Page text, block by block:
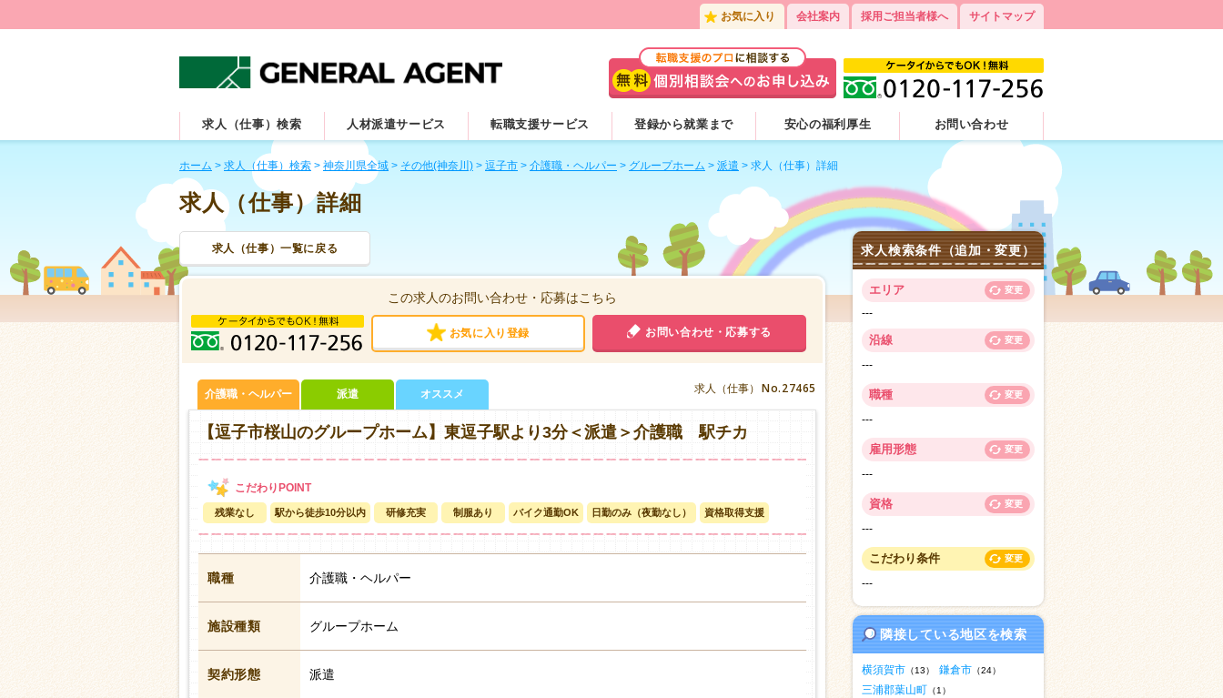
お気に入り 会社案内 採用ご担当者様へ サイトマップ
求人（仕事）検索 人材派遣サービス 転職支援サービス 登録から就業まで 安心の福利厚生 お問い合わせ
ホーム > 求人（仕事）検索 > 神奈川県全域 > その他(神奈川) > 逗子市 > 介護職・ヘルパー > グループホーム > 派遣 > 求人（仕事）詳細
求人（仕事）詳細
求人（仕事）一覧に戻る
この求人のお問い合わせ・応募はこちら
お気に入り登録 お問い合わせ・応募する
求人（仕事） No.27465
介護職・ヘルパー 派遣 オススメ
【逗子市桜山のグループホーム】東逗子駅より3分＜派遣＞介護職 駅チカ
残業なし 駅から徒歩10分以内 研修充実 制服あり バイク通勤OK 日勤のみ（夜勤なし） 資格取得支援
職種 介護職・ヘルパー
施設種類 グループホーム
契約形態 派遣
求人検索条件（追加・変更）
エリア 変更
---
沿線 変更
---
職種 変更
---
雇用形態 変更
---
資格 変更
---
こだわり条件 変更
---
隣接している地区を検索
横須賀市 （13） 鎌倉市 （24）
三浦郡葉山町 （1）